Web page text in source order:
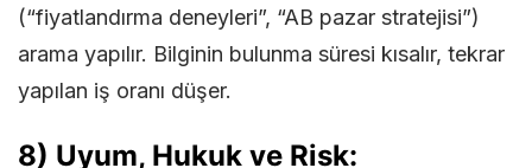
(“fiyatlandırma deneyleri”, “AB pazar stratejisi”)
arama yapılır. Bilginin bulunma süresi kısalır, tekrar
yapılan iş oranı düşer.
8) Uyum, Hukuk ve Risk: